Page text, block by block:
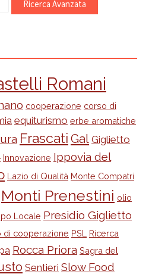
Romani
cooperazione corso di
equiturismo erbe aromatiche
Frascati Gal Giglietto
Innovazione Ippovia del
Lazio di Qualità Monte Compatri
Monti Prenestini olio
Locale Presidio Giglietto
di cooperazione PSL
Ricerca
Rocca Priora Sagra del
Sentieri Slow Food